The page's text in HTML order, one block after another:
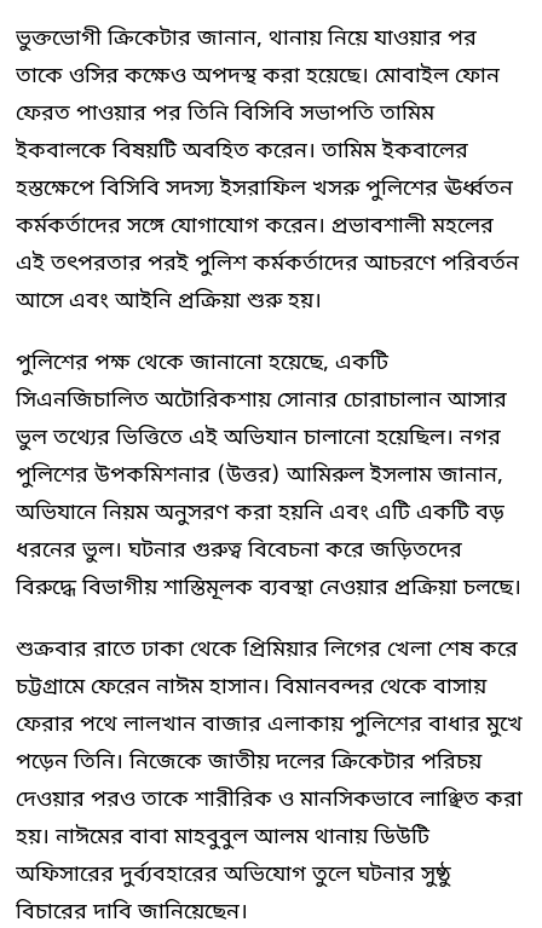
ভুক্তভোগী ক্রিকেটার জানান, থানায় নিয়ে যাওয়ার পর
তাকে ওসির কক্ষেও অপদস্থ করা হয়েছে। মোবাইল ফোন
ফেরত পাওয়ার পর তিনি বিসিবি সভাপতি তামিম
ইকবালকে বিষয়টি অবহিত করেন। তামিম ইকবালের
হস্তক্ষেপে বিসিবি সদস্য ইসরাফিল খসরু পুলিশের ঊর্ধ্বতন
কর্মকর্তাদের সঙ্গে যোগাযোগ করেন। প্রভাবশালী মহলের
এই তৎপরতার পরই পুলিশ কর্মকর্তাদের আচরণে পরিবর্তন
আসে এবং আইনি প্রক্রিয়া শুরু হয়।
পুলিশের পক্ষ থেকে জানানো হয়েছে, একটি
সিএনজিচালিত অটোরিকশায় সোনার চোরাচালান আসার
ভুল তথ্যের ভিত্তিতে এই অভিযান চালানো হয়েছিল। নগর
পুলিশের উপকমিশনার (উত্তর) আমিরুল ইসলাম জানান,
অভিযানে নিয়ম অনুসরণ করা হয়নি এবং এটি একটি বড়
ধরনের ভুল। ঘটনার গুরুত্ব বিবেচনা করে জড়িতদের
বিরুদ্ধে বিভাগীয় শাস্তিমূলক ব্যবস্থা নেওয়ার প্রক্রিয়া চলছে।
শুক্রবার রাতে ঢাকা থেকে প্রিমিয়ার লিগের খেলা শেষ করে
চট্টগ্রামে ফেরেন নাঈম হাসান। বিমানবন্দর থেকে বাসায়
ফেরার পথে লালখান বাজার এলাকায় পুলিশের বাধার মুখে
পড়েন তিনি। নিজেকে জাতীয় দলের ক্রিকেটার পরিচয়
দেওয়ার পরও তাকে শারীরিক ও মানসিকভাবে লাঞ্ছিত করা
হয়। নাঈমের বাবা মাহবুবুল আলম থানায় ডিউটি
অফিসারের দুর্ব্যবহারের অভিযোগ তুলে ঘটনার সুষ্ঠু
বিচারের দাবি জানিয়েছেন।